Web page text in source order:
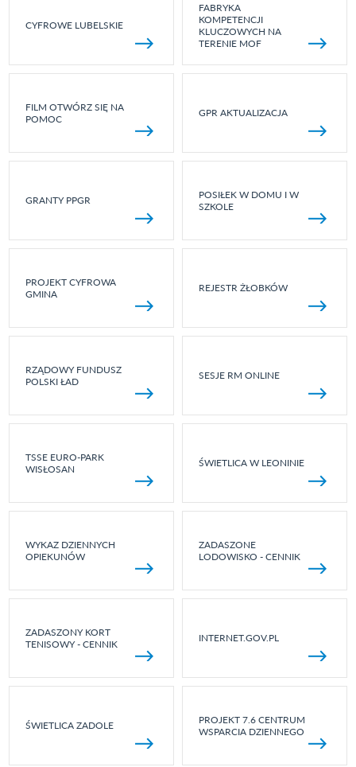
CYFROWE LUBELSKIE
FABRYKA
KOMPETENCJI
KLUCZOWYCH NA
TERENIE MOF
FILM OTWÓRZ SIĘ NA
POMOC
GPR AKTUALIZACJA
GRANTY PPGR
POSIŁEK W DOMU I W
SZKOLE
PROJEKT CYFROWA
GMINA
REJESTR ŻŁOBKÓW
RZĄDOWY FUNDUSZ
POLSKI ŁAD
SESJE RM ONLINE
TSSE EURO-PARK
WISŁOSAN
ŚWIETLICA W LEONINIE
WYKAZ DZIENNYCH
OPIEKUNÓW
ZADASZONE
LODOWISKO - CENNIK
ZADASZONY KORT
TENISOWY - CENNIK
INTERNET.GOV.PL
ŚWIETLICA ZADOLE
PROJEKT 7.6 CENTRUM
WSPARCIA DZIENNEGO